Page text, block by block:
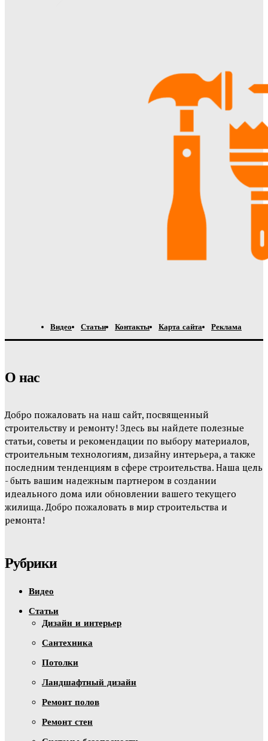
Видео Статьи Контакты Карта сайта Реклама
О нас
Добро пожаловать на наш сайт, посвященный
строительству и ремонту! Здесь вы найдете полезные
статьи, советы и рекомендации по выбору материалов,
строительным технологиям, дизайну интерьера, а также
последним тенденциям в сфере строительства. Наша цель
- быть вашим надежным партнером в создании
идеального дома или обновлении вашего текущего
жилища. Добро пожаловать в мир строительства и
ремонта!
Рубрики
Видео
Статьи
Дизайн и интерьер
Сантехника
Потолки
Ландшафтный дизайн
Ремонт полов
Ремонт стен